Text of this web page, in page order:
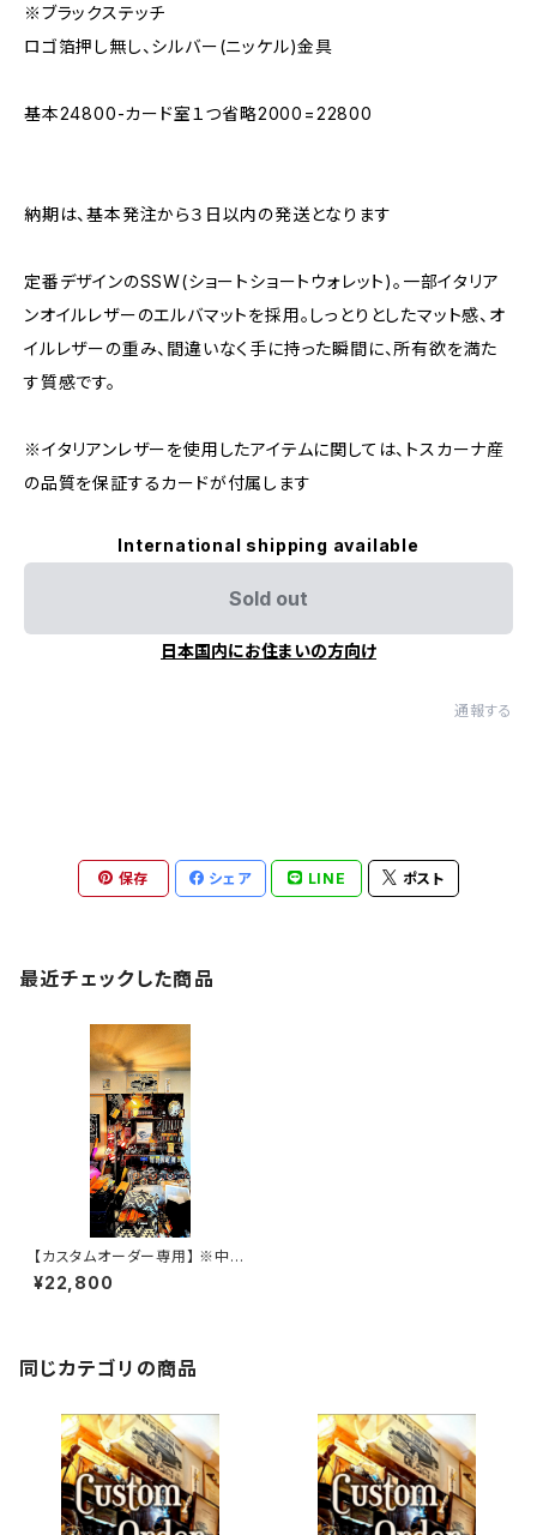
※ブラックステッチ
ロゴ箔押し無し、シルバー(ニッケル)金具
基本24800-カード室１つ省略2000=22800
納期は、基本発注から３日以内の発送となります
定番デザインのSSW(ショートショートウォレット)。一部イタリア
ンオイルレザーのエルバマットを採用。しっとりとしたマット感、オ
イルレザーの重み、間違いなく手に持った瞬間に、所有欲を満た
す質感です。
※イタリアンレザーを使用したアイテムに関しては、トスカーナ産
の品質を保証するカードが付属します
International shipping available
Sold out
日本国内にお住まいの方向け
通報する
保存 シェア LINE ポスト
最近チェックした商品
【カスタムオーダー専用】 ※中村
様 ブラック SSW
¥22,800
同じカテゴリの商品